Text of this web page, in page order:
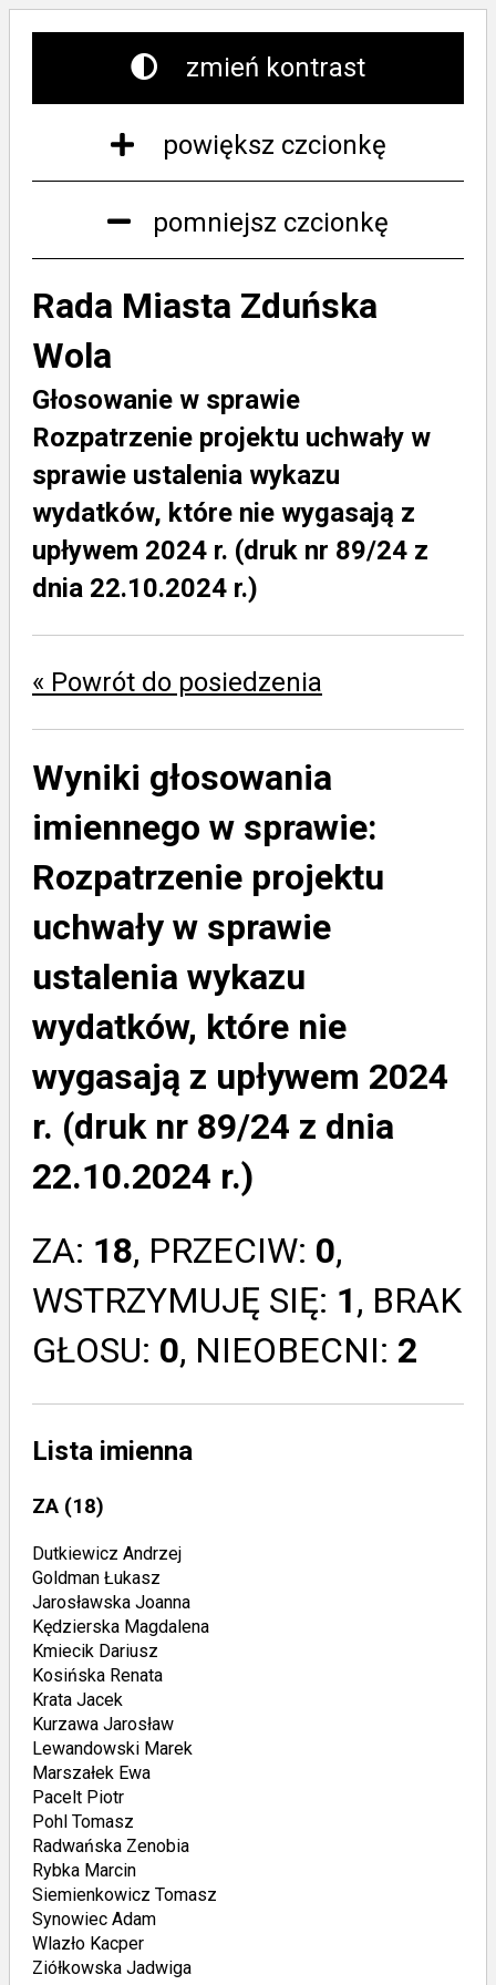
zmień kontrast
powiększ czcionkę
pomniejsz czcionkę
Rada Miasta Zduńska
Wola
Głosowanie w sprawie
Rozpatrzenie projektu uchwały w
sprawie ustalenia wykazu
wydatków, które nie wygasają z
upływem 2024 r. (druk nr 89/24 z
dnia 22.10.2024 r.)
« Powrót do posiedzenia
Wyniki głosowania
imiennego w sprawie:
Rozpatrzenie projektu
uchwały w sprawie
ustalenia wykazu
wydatków, które nie
wygasają z upływem 2024
r. (druk nr 89/24 z dnia
22.10.2024 r.)
ZA: 18, PRZECIW: 0,
WSTRZYMUJĘ SIĘ: 1, BRAK
GŁOSU: 0, NIEOBECNI: 2
Lista imienna
ZA (18)
Dutkiewicz Andrzej
Goldman Łukasz
Jarosławska Joanna
Kędzierska Magdalena
Kmiecik Dariusz
Kosińska Renata
Krata Jacek
Kurzawa Jarosław
Lewandowski Marek
Marszałek Ewa
Pacelt Piotr
Pohl Tomasz
Radwańska Zenobia
Rybka Marcin
Siemienkowicz Tomasz
Synowiec Adam
Wlazło Kacper
Ziółkowska Jadwiga